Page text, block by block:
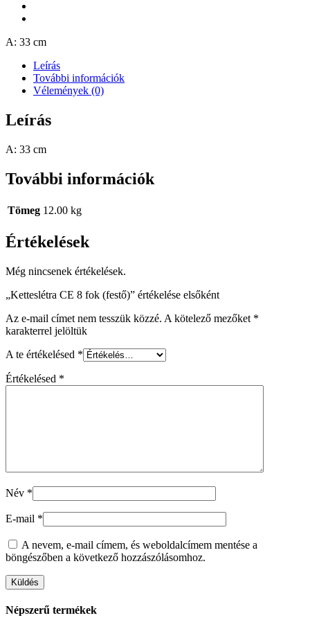
A: 33 cm
Leírás
További információk
Vélemények (0)
Leírás
A: 33 cm
További információk
Tömeg 12.00 kg
Értékelések
Még nincsenek értékelések.
„Ketteslétra CE 8 fok (festő)” értékelése elsőként
Az e-mail címet nem tesszük közzé. A kötelező mezőket *
karakterrel jelöltük
A te értékelésed *
Értékelésed *
Név *
E-mail *
A nevem, e-mail címem, és weboldalcímem mentése a
böngészőben a következő hozzászólásomhoz.
Népszerű termékek